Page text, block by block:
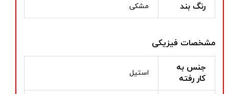
رنگ بند مشکی
مشخصات فیزیکی
جنس به
کار رفته
استیل